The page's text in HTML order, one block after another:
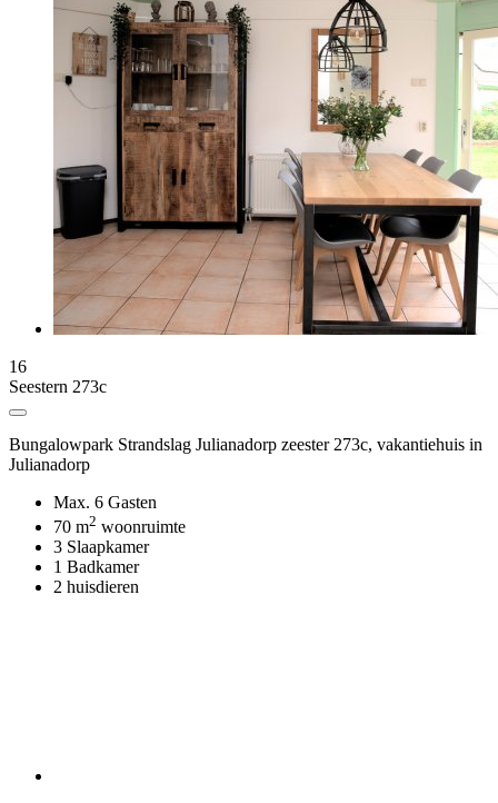
16
Seestern 273c
Bungalowpark Strandslag Julianadorp zeester 273c, vakantiehuis in
Julianadorp
Max. 6 Gasten
70 m2 woonruimte
3 Slaapkamer
1 Badkamer
2 huisdieren